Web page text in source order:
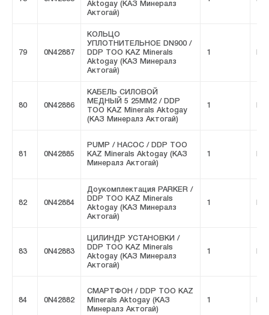
Aktogay (КАЗ Минералз
Актогай)
79 0N42887
КОЛЬЦО
УПЛОТНИТЕЛЬНОЕ DN900 /
DDP ТОО KAZ Minerals
Aktogay (КАЗ Минералз
Актогай)
1
80 0N42886
КАБЕЛЬ СИЛОВОЙ
МЕДНЫЙ 5 25MM2 / DDP
ТОО KAZ Minerals Aktogay
(КАЗ Минералз Актогай)
1
81 0N42885
PUMP / НАСОС / DDP ТОО
KAZ Minerals Aktogay (КАЗ
Минералз Актогай)
1
82 0N42884
Доукомплектация PARKER /
DDP ТОО KAZ Minerals
Aktogay (КАЗ Минералз
Актогай)
1
83 0N42883
ЦИЛИНДР УСТАНОВКИ /
DDP ТОО KAZ Minerals
Aktogay (КАЗ Минералз
Актогай)
1
84 0N42882
СМАРТФОН / DDP ТОО KAZ
Minerals Aktogay (КАЗ
Минералз Актогай)
1